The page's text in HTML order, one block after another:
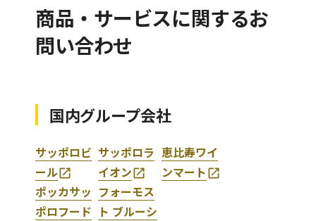
商品・サービスに関するお
問い合わせ
国内グループ会社
サッポロビ
ール
サッポロラ
イオン
恵比寿ワイ
ンマート
ポッカサッ
ポロフード
フォーモス
ト ブルーシ